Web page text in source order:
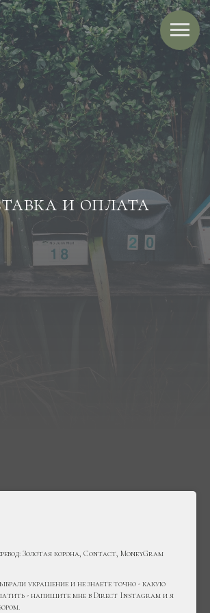
и оплата
Золотая корона, Contact, MoneyGram
украшение и не знаете точно - какую
- напишите мне в Direct Instagram и я